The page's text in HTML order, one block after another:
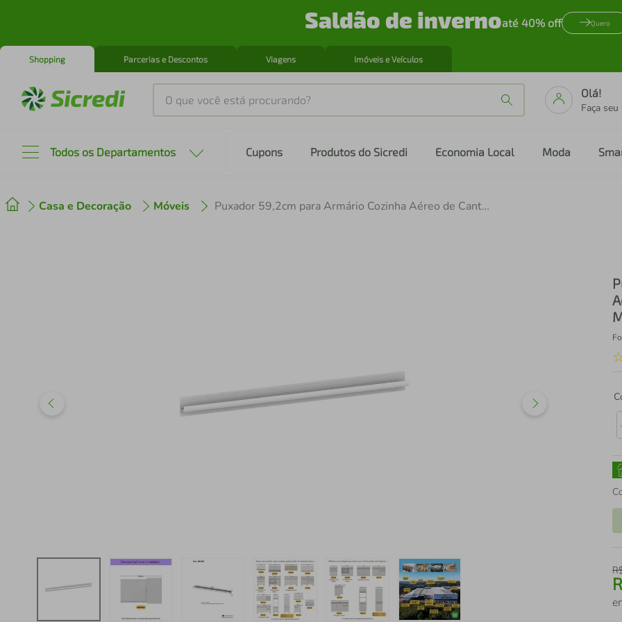
Saldão de invernoaté 40% off Quero
Shopping Parcerias e Descontos Viagens Imóveis e Veículos
O que você está procurando?
Olá!
Faça seu
Todos os Departamentos Cupons Produtos do Sicredi Economia Local Moda
Casa e Decoração Móveis Puxador 59,2cm para Armário Cozinha Aéreo de Canto 90cm Veneza Multimóveis MP3088
º cafeteira